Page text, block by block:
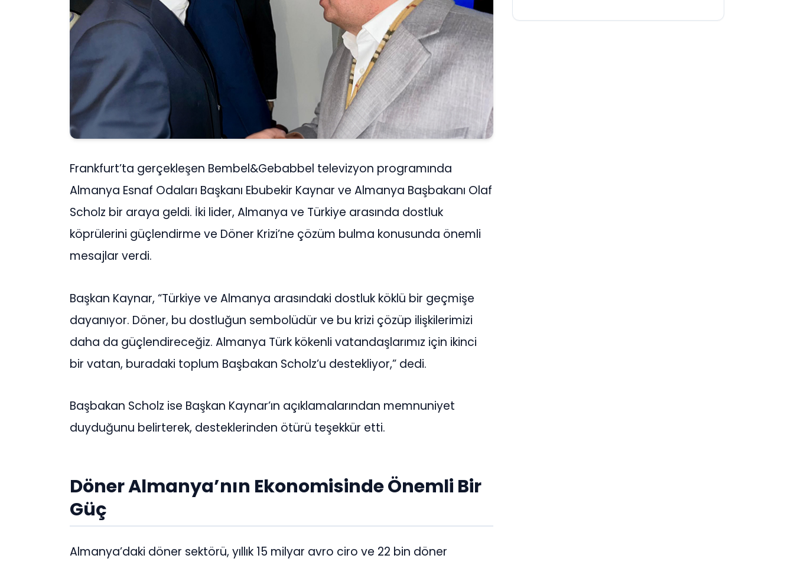
Frankfurt’ta gerçekleşen Bembel&Gebabbel televizyon programında
Almanya Esnaf Odaları Başkanı Ebubekir Kaynar ve Almanya Başbakanı Olaf
Scholz bir araya geldi. İki lider, Almanya ve Türkiye arasında dostluk
köprülerini güçlendirme ve Döner Krizi’ne çözüm bulma konusunda önemli
mesajlar verdi.
Başkan Kaynar, “Türkiye ve Almanya arasındaki dostluk köklü bir geçmişe
dayanıyor. Döner, bu dostluğun sembolüdür ve bu krizi çözüp ilişkilerimizi
daha da güçlendireceğiz. Almanya Türk kökenli vatandaşlarımız için ikinci
bir vatan, buradaki toplum Başbakan Scholz’u destekliyor,” dedi.
Başbakan Scholz ise Başkan Kaynar’ın açıklamalarından memnuniyet
duyduğunu belirterek, desteklerinden ötürü teşekkür etti.
Döner Almanya’nın Ekonomisinde Önemli Bir
Güç
Almanya’daki döner sektörü, yıllık 15 milyar avro ciro ve 22 bin döner